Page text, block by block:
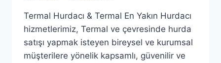
Termal Hurdacı & Termal En Yakın Hurdacı
hizmetlerimiz, Termal ve çevresinde hurda
satışı yapmak isteyen bireysel ve kurumsal
müşterilere yönelik kapsamlı, güvenilir ve